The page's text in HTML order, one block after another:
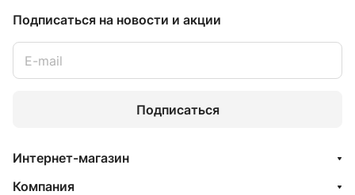
Подписаться на новости и акции
Подписаться
Интернет-магазин
Компания